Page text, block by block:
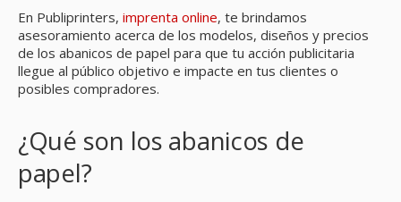
En Publiprinters, imprenta online, te brindamos
asesoramiento acerca de los modelos, diseños y precios
de los abanicos de papel para que tu acción publicitaria
llegue al público objetivo e impacte en tus clientes o
posibles compradores.
¿Qué son los abanicos de
papel?